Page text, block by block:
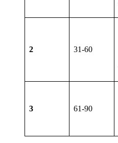
2 31-60
3 61-90